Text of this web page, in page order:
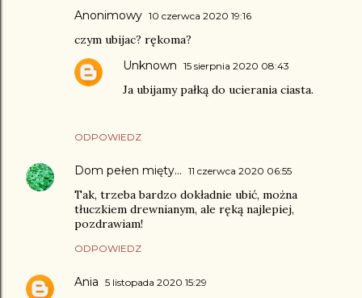
Anonimowy 10 czerwca 2020 19:16
czym ubijac? rękoma?
ODPOWIEDZ
Unknown 15 sierpnia 2020 08:43
Ja ubijamy pałką do ucierania ciasta.
Dom pełen mięty... 11 czerwca 2020 06:55
Tak, trzeba bardzo dokładnie ubić, można
tłuczkiem drewnianym, ale ręką najlepiej,
pozdrawiam!
ODPOWIEDZ
Ania 5 listopada 2020 15:29